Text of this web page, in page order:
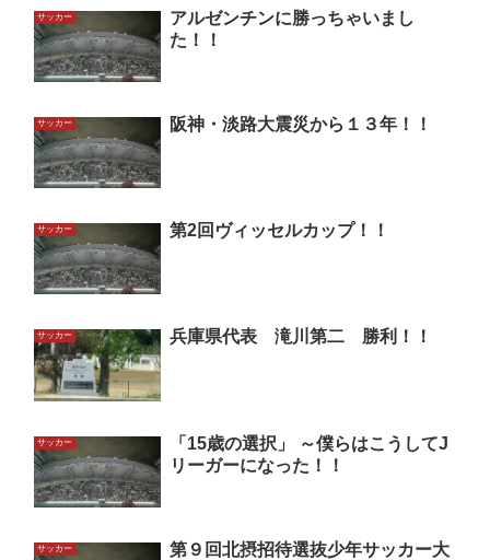
サッカー
アルゼンチンに勝っちゃいまし
た！！
サッカー 阪神・淡路大震災から１３年！！
サッカー 第2回ヴィッセルカップ！！
サッカー 兵庫県代表 滝川第二 勝利！！
サッカー
「15歳の選択」 ～僕らはこうしてJ
リーガーになった！！
サッカー
第９回北摂招待選抜少年サッカー大